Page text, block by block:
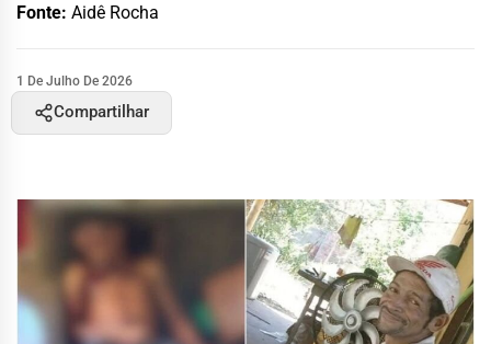
Fonte: Aidê Rocha
1 De Julho De 2026
Compartilhar